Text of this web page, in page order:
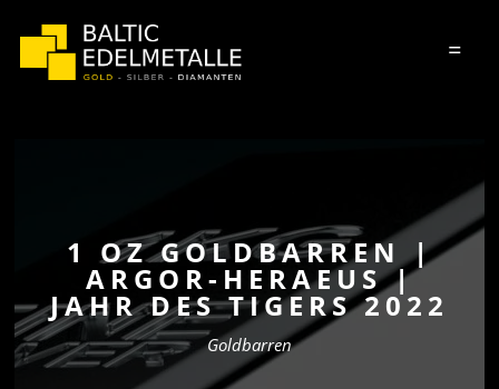
=
1 OZ GOLDBARREN |
ARGOR-HERAEUS |
JAHR DES TIGERS 2022
Goldbarren